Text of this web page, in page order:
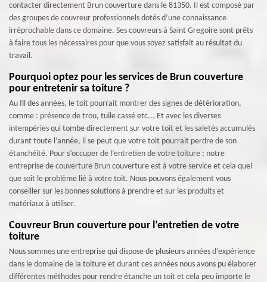
contacter directement Brun couverture dans le 81350. Il est composé par
des groupes de couvreur professionnels dotés d’une connaissance
irréprochable dans ce domaine. Ses couvreurs à Saint Gregoire sont prêts
à faire tous les nécessaires pour que vous soyez satisfait au résultat du
travail.
Pourquoi optez pour les services de Brun couverture
pour entretenir sa toiture ?
Au fil des années, le toit pourrait montrer des signes de détérioration,
comme : présence de trou, tuile cassé etc... Et avec les diverses
intempéries qui tombe directement sur votre toit et les saletés accumulés
durant toute l’année, il se peut que votre toit pourrait perdre de son
étanchéité. Pour s’occuper de l’entretien de votre toiture ; notre
entreprise de couverture Brun couverture est à votre service et cela quel
que soit le problème lié à votre toit. Nous pouvons également vous
conseiller sur les bonnes solutions à prendre et sur les produits et
matériaux à utiliser.
Couvreur Brun couverture pour l’entretien de votre
toiture
Nous sommes une entreprise qui dispose de plusieurs années d’expérience
dans le domaine de la toiture et durant ces années nous avons pu élaborer
différentes méthodes pour rendre étanche un toit et cela peu importe le